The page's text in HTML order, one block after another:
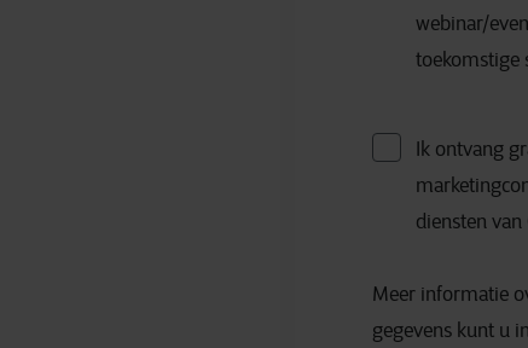
webinar/
toekomstige
Ik ontvang
diensten van
Meer informatie
gegevens kunt u